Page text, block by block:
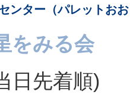
ンター（パレットお
をみる会
日先着順)